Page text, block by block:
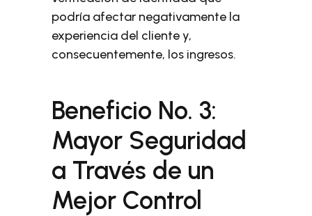
podría afectar negativamente la
experiencia del cliente y,
consecuentemente, los ingresos.
Beneficio No. 3:
Mayor Seguridad
a Través de un
Mejor Control